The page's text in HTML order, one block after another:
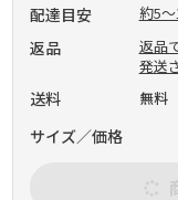
配達目安 約5～
返品
返品
発送
送料 無料
サイズ／価格